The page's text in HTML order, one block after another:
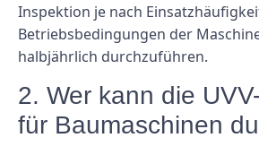
Inspektion je nach
Betriebsbedingungen der
halbjährlich durchzuführen.
2. Wer kann die
für Baumaschinen